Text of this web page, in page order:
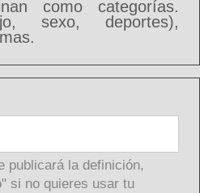
como categorías.
sexo, deportes),
publicará la definición,
si no quieres usar tu